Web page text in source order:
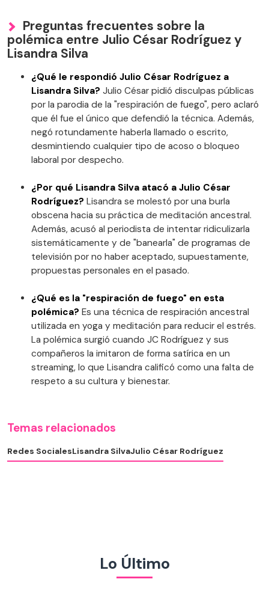
Preguntas frecuentes sobre la
polémica entre Julio César Rodríguez y
Lisandra Silva
¿Qué le respondió Julio César Rodríguez a
Lisandra Silva? Julio César pidió disculpas públicas
por la parodia de la "respiración de fuego", pero aclaró
que él fue el único que defendió la técnica. Además,
negó rotundamente haberla llamado o escrito,
desmintiendo cualquier tipo de acoso o bloqueo
laboral por despecho.
¿Por qué Lisandra Silva atacó a Julio César
Rodríguez? Lisandra se molestó por una burla
obscena hacia su práctica de meditación ancestral.
Además, acusó al periodista de intentar ridiculizarla
sistemáticamente y de "banearla" de programas de
televisión por no haber aceptado, supuestamente,
propuestas personales en el pasado.
¿Qué es la "respiración de fuego" en esta
polémica? Es una técnica de respiración ancestral
utilizada en yoga y meditación para reducir el estrés.
La polémica surgió cuando JC Rodríguez y sus
compañeros la imitaron de forma satírica en un
streaming, lo que Lisandra calificó como una falta de
respeto a su cultura y bienestar.
Temas relacionados
Redes SocialesLisandra SilvaJulio César Rodríguez
Lo Último